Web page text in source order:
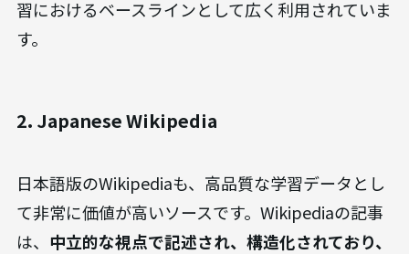
習におけるベースラインとして広く利用されていま
す。
2. Japanese Wikipedia
日本語版のWikipediaも、高品質な学習データとし
て非常に価値が高いソースです。Wikipediaの記事
は、 中立的な視点で記述され、構造化されており、